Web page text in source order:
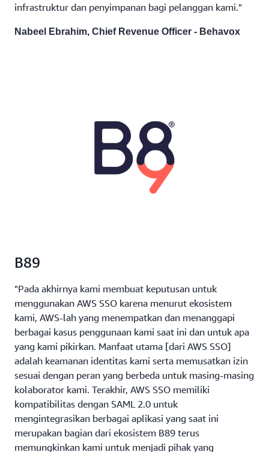
infrastruktur dan penyimpanan bagi pelanggan kami."
Nabeel Ebrahim, Chief Revenue Officer - Behavox
B89
"Pada akhirnya kami membuat keputusan untuk
menggunakan AWS SSO karena menurut ekosistem
kami, AWS-lah yang menempatkan dan menanggapi
berbagai kasus penggunaan kami saat ini dan untuk apa
yang kami pikirkan. Manfaat utama [dari AWS SSO]
adalah keamanan identitas kami serta memusatkan izin
sesuai dengan peran yang berbeda untuk masing-masing
kolaborator kami. Terakhir, AWS SSO memiliki
kompatibilitas dengan SAML 2.0 untuk
mengintegrasikan berbagai aplikasi yang saat ini
merupakan bagian dari ekosistem B89 terus
memungkinkan kami untuk menjadi pihak yang